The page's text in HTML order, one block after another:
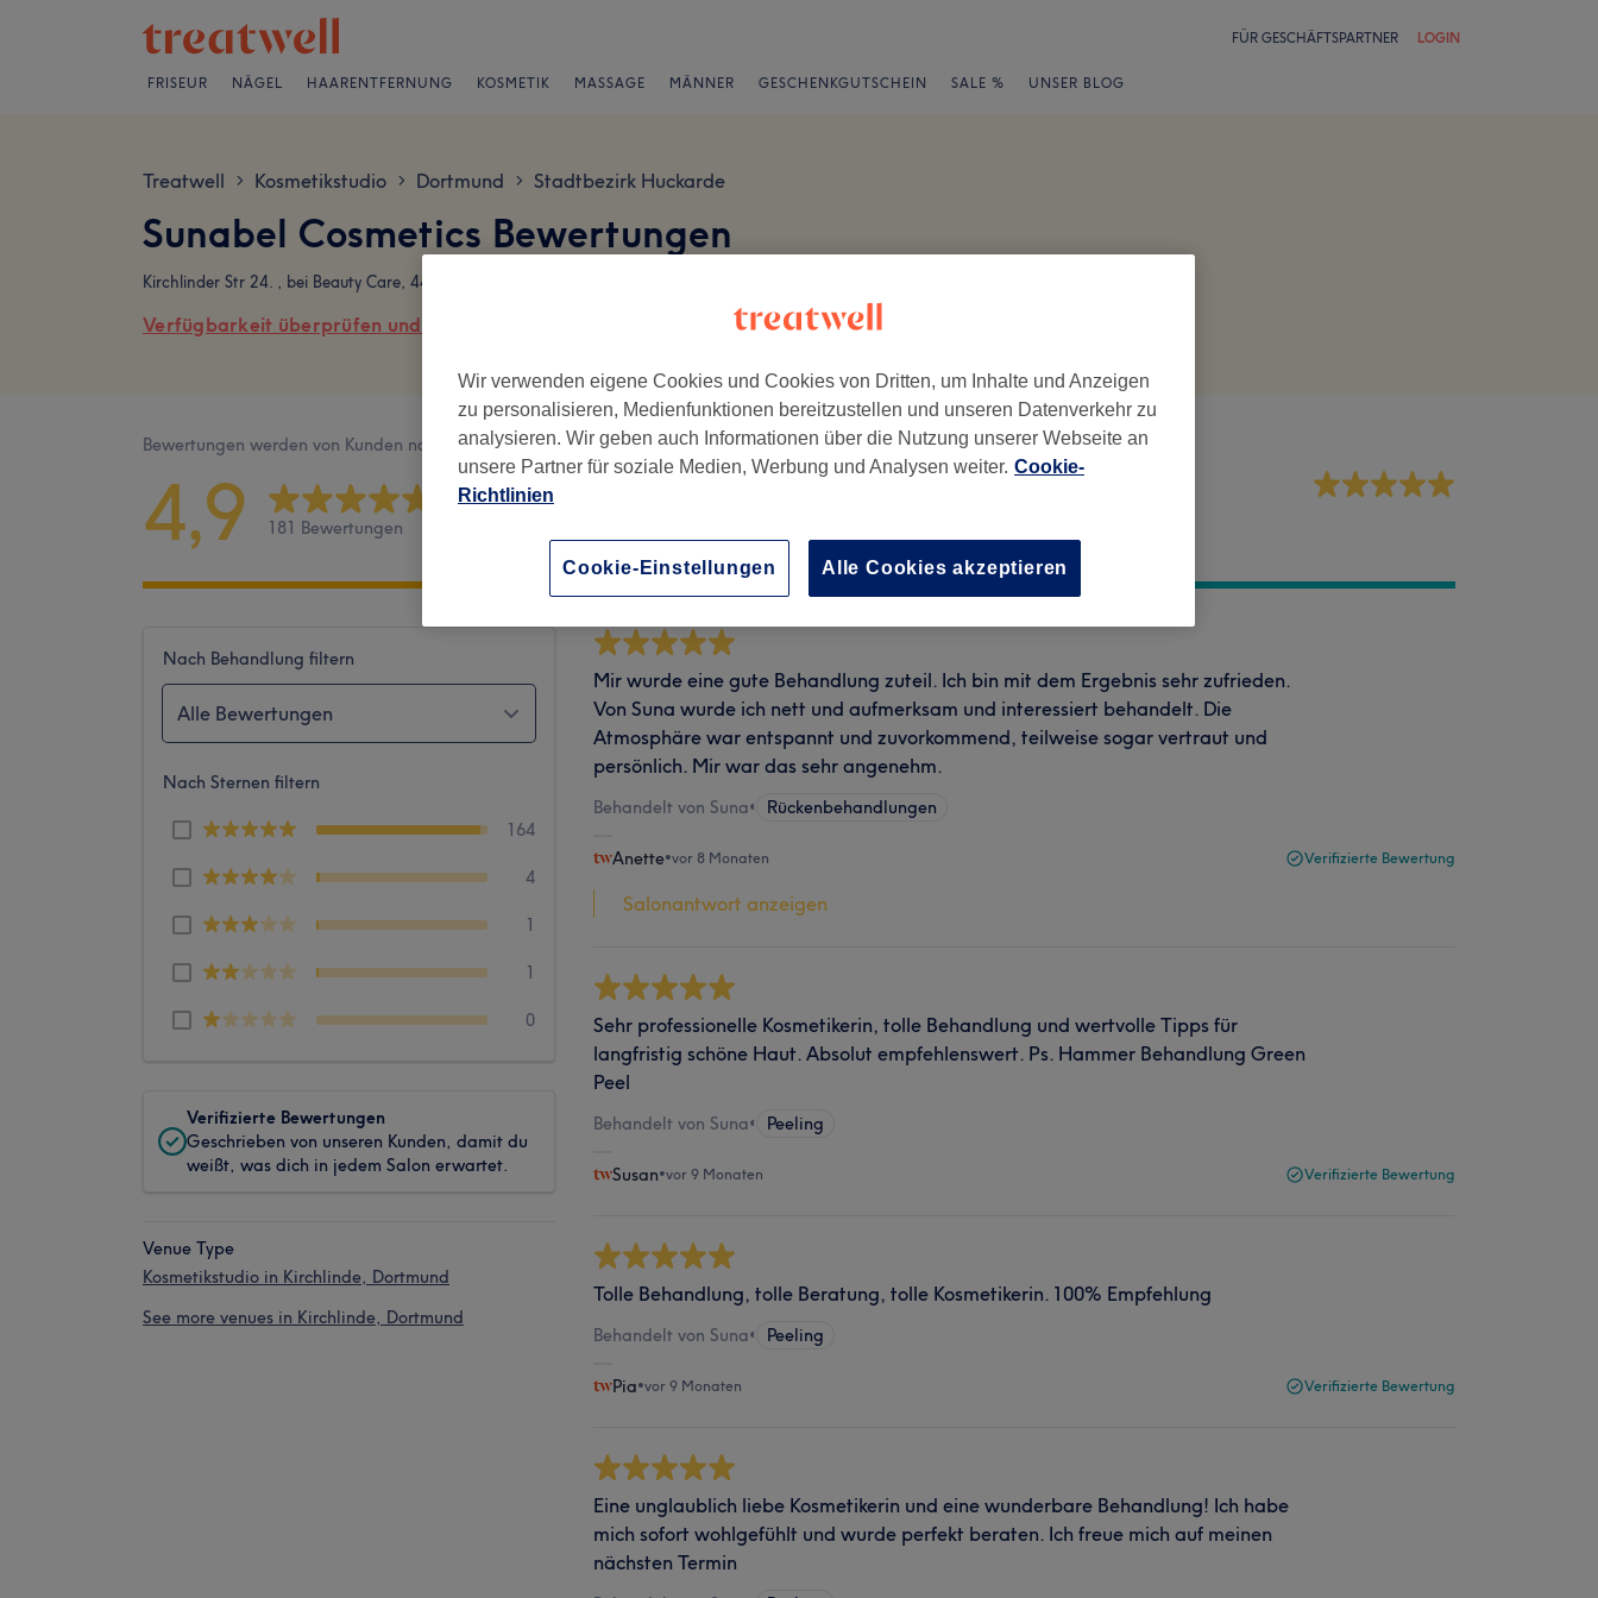
FÜR GESCHÄFTSPARTNER LOGIN
FRISEUR NÄGEL HAARENTFERNUNG KOSMETIK MASSAGE MÄNNER GESCHENKGUTSCHEIN SALE % UNSER BLOG
Treatwell > Kosmetikstudio > Dortmund > Stadtbezirk Huckarde
Sunabel Cosmetics Bewertungen
Kirchlinder Str 24. , bei Beauty Care, 44379 Dortmund
Verfügbarkeit überprüfen und online buchen
Bewertungen werden von Kunden nach ihrem Besuch geschrieben.
4,9 181 Bewertungen Sauberkeit
Nach Behandlung filtern
Alle Bewertungen
Nach Sternen filtern
164
4
1
1
0
Verifizierte Bewertungen
Geschrieben von unseren Kunden, damit du
weißt, was dich in jedem Salon erwartet.
Venue Type
Kosmetikstudio in Kirchlinde, Dortmund
See more venues in Kirchlinde, Dortmund
Mir wurde eine gute Behandlung zuteil. Ich bin mit dem Ergebnis sehr zufrieden.
Von Suna wurde ich nett und aufmerksam und interessiert behandelt. Die
Atmosphäre war entspannt und zuvorkommend, teilweise sogar vertraut und
persönlich. Mir war das sehr angenehm.
Behandelt von Suna• Rückenbehandlungen
Anette•vor 8 Monaten Verifizierte Bewertung
Salonantwort anzeigen
Sehr professionelle Kosmetikerin, tolle Behandlung und wertvolle Tipps für
langfristig schöne Haut. Absolut empfehlenswert. Ps. Hammer Behandlung Green
Peel
Behandelt von Suna• Peeling
Susan•vor 9 Monaten Verifizierte Bewertung
Tolle Behandlung, tolle Beratung, tolle Kosmetikerin. 100% Empfehlung
Behandelt von Suna• Peeling
Pia•vor 9 Monaten Verifizierte Bewertung
Eine unglaublich liebe Kosmetikerin und eine wunderbare Behandlung! Ich habe
mich sofort wohlgefühlt und wurde perfekt beraten. Ich freue mich auf meinen
nächsten Termin
Wir verwenden eigene Cookies und Cookies von Dritten, um Inhalte und Anzeigen
zu personalisieren, Medienfunktionen bereitzustellen und unseren Datenverkehr zu
analysieren. Wir geben auch Informationen über die Nutzung unserer Webseite an
unsere Partner für soziale Medien, Werbung und Analysen weiter. Cookie-
Richtlinien
Cookie-Einstellungen Alle Cookies akzeptieren